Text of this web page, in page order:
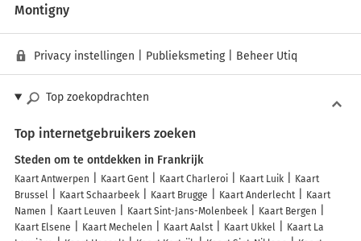
Montigny
Privacy instellingen Publieksmeting| Beheer Utiq
Top zoekopdrachten
Top internetgebruikers zoeken
Steden om te ontdekken in Frankrijk
Kaart Antwerpen Kaart Gent Kaart Charleroi Kaart Luik
Kaart
Brussel
Kaart Schaarbeek Kaart Brugge Kaart Anderlecht
Kaart
Namen
Kaart Leuven Kaart Sint-Jans-Molenbeek
Kaart Bergen
Kaart Elsene
Kaart Mechelen Kaart Aalst Kaart Ukkel
Kaart La